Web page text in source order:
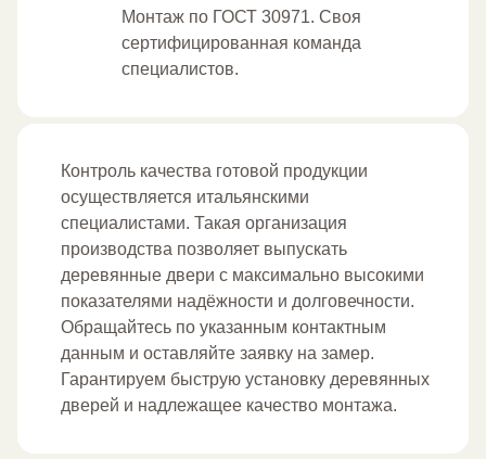
Монтаж по ГОСТ 30971. Своя
сертифицированная команда
специалистов.
Контроль качества готовой продукции
осуществляется итальянскими
специалистами. Такая организация
производства позволяет выпускать
деревянные двери с максимально высокими
показателями надёжности и долговечности.
Обращайтесь по указанным контактным
данным и оставляйте заявку на замер.
Гарантируем быструю установку деревянных
дверей и надлежащее качество монтажа.